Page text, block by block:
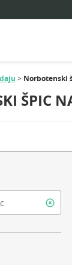
Norbotenski
ŠPIC